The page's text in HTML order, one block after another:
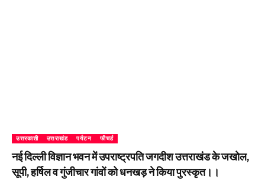
उत्तरकाशी उत्तराखंड पर्यटन फीचर्ड
नई दिल्ली विज्ञान भवन में उपराष्ट्रपति जगदीश उत्तराखंड के जखोल,
सूपी, हर्षिल व गुंजीचार गांवों को धनखड़ ने किया पुरस्कृत।।